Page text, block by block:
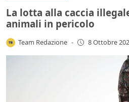
La lotta alla caccia
animali in pericolo
Team Redazione - 8 Ottobre